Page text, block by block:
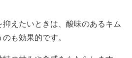
抑えたいときは、酸味のあるキム
も効果的です。